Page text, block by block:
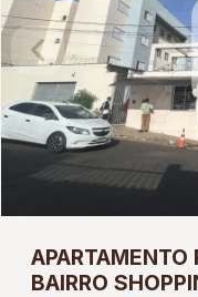
APARTAMENTO
BAIRRO